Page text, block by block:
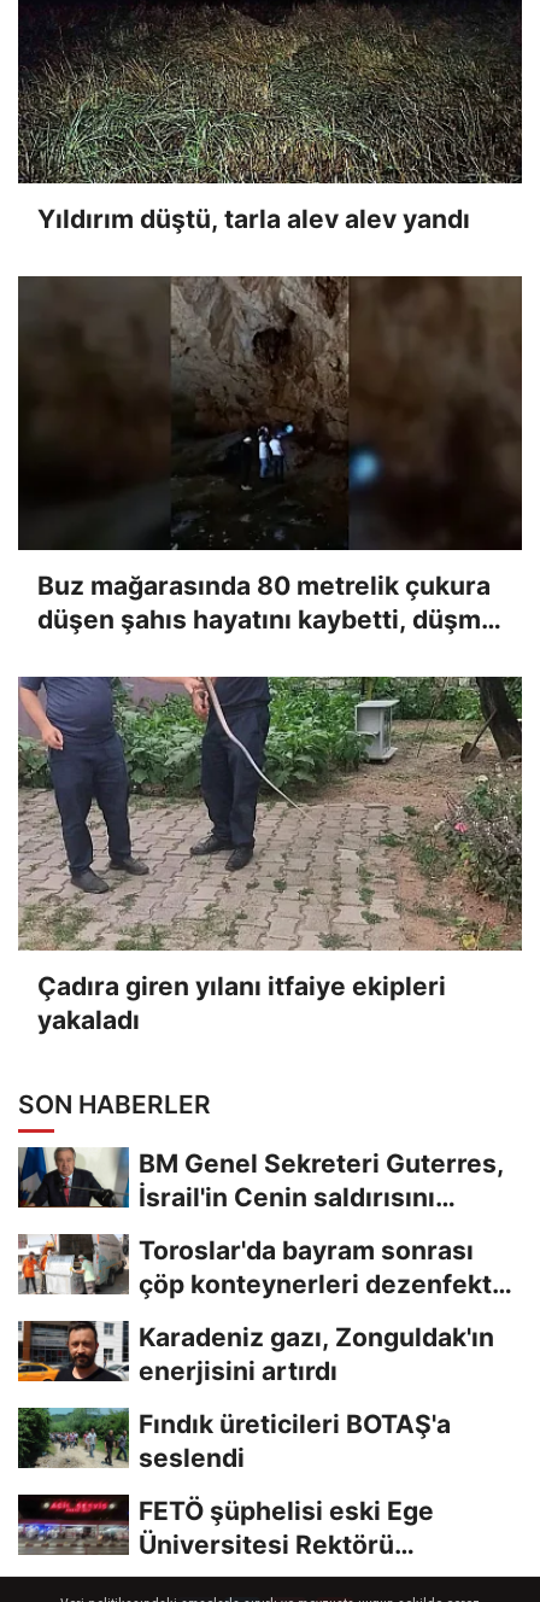
Yıldırım düştü, tarla alev alev yandı
Buz mağarasında 80 metrelik çukura
düşen şahıs hayatını kaybetti, düşme
Çadıra giren yılanı itfaiye ekipleri
yakaladı
SON HABERLER
BM Genel Sekreteri Guterres,
İsrail'in Cenin saldırısını
Toroslar'da bayram sonrası
çöp konteynerleri dezenfekte
Karadeniz gazı, Zonguldak'ın
enerjisini artırdı
Fındık üreticileri BOTAŞ'a
seslendi
FETÖ şüphelisi eski Ege
Üniversitesi Rektörü
Hoşcoşkun yakalandı